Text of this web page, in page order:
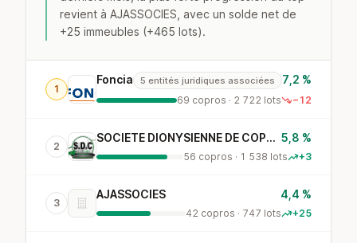
revient à AJASSOCIES, avec un solde net de
+25 immeubles (+465 lots).
1
Foncia 5 entités juridiques associées 7,2 %
69 copros · 2 722 lots −12
2
SOCIETE DIONYSIENNE DE COPROPRIETE 5,8 %
56 copros · 1 538 lots +3
3
AJASSOCIES 4,4 %
42 copros · 747 lots +25